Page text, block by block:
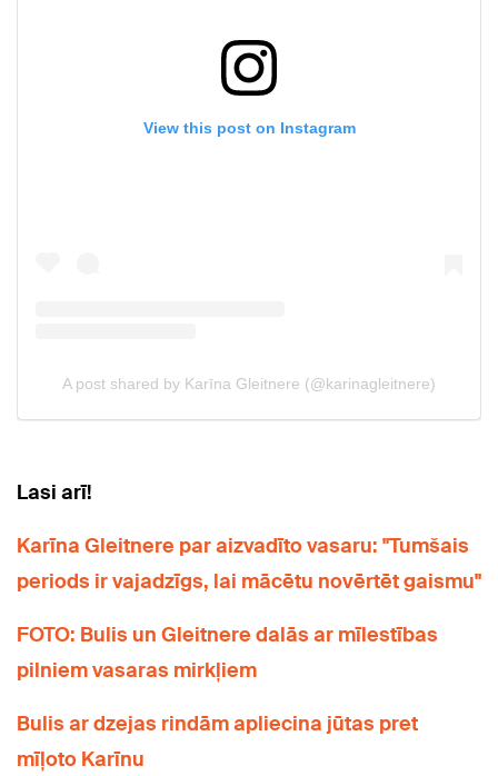
Lasi arī!
Karīna Gleitnere par aizvadīto vasaru: "Tumšais
periods ir vajadzīgs, lai mācētu novērtēt gaismu"
FOTO: Bulis un Gleitnere dalās ar mīlestības
pilniem vasaras mirkļiem
Bulis ar dzejas rindām apliecina jūtas pret
mīļoto Karīnu